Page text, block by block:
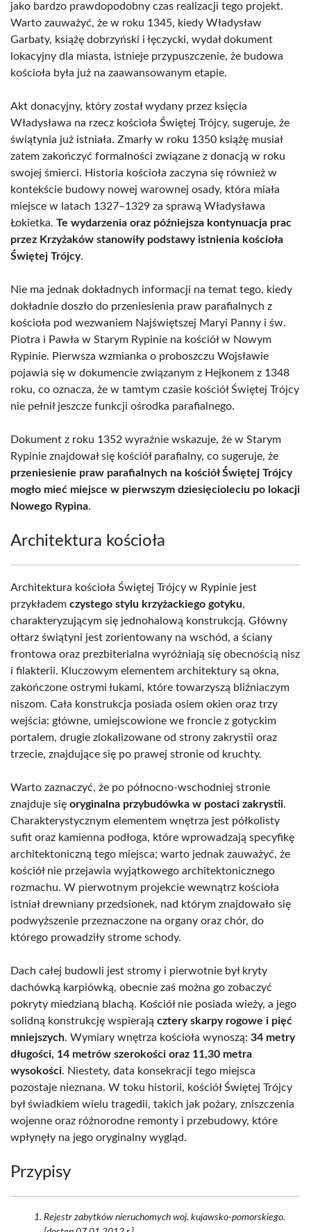
jako bardzo prawdopodobny czas realizacji tego projekt.
Warto zauważyć, że w roku 1345, kiedy Władysław
Garbaty, książę dobrzyński i łęczycki, wydał dokument
lokacyjny dla miasta, istnieje przypuszczenie, że budowa
kościoła była już na zaawansowanym etapie.
Akt donacyjny, który został wydany przez księcia
Władysława na rzecz kościoła Świętej Trójcy, sugeruje, że
świątynia już istniała. Zmarły w roku 1350 książę musiał
zatem zakończyć formalności związane z donacją w roku
swojej śmierci. Historia kościoła zaczyna się również w
kontekście budowy nowej warownej osady, która miała
miejsce w latach 1327–1329 za sprawą Władysława
Łokietka. Te wydarzenia oraz późniejsza kontynuacja prac
przez Krzyżaków stanowiły podstawy istnienia kościoła
Świętej Trójcy.
Nie ma jednak dokładnych informacji na temat tego, kiedy
dokładnie doszło do przeniesienia praw parafialnych z
kościoła pod wezwaniem Najświętszej Maryi Panny i św.
Piotra i Pawła w Starym Rypinie na kościół w Nowym
Rypinie. Pierwsza wzmianka o proboszczu Wojsławie
pojawia się w dokumencie związanym z Hejkonem z 1348
roku, co oznacza, że w tamtym czasie kościół Świętej Trójcy
nie pełnił jeszcze funkcji ośrodka parafialnego.
Dokument z roku 1352 wyraźnie wskazuje, że w Starym
Rypinie znajdował się kościół parafialny, co sugeruje, że
przeniesienie praw parafialnych na kościół Świętej Trójcy
mogło mieć miejsce w pierwszym dziesięcioleciu po lokacji
Nowego Rypina.
Architektura kościoła
Architektura kościoła Świętej Trójcy w Rypinie jest
przykładem czystego stylu krzyżackiego gotyku,
charakteryzującym się jednohalową konstrukcją. Główny
ołtarz świątyni jest zorientowany na wschód, a ściany
frontowa oraz prezbiterialna wyróżniają się obecnością nisz
i filakterii. Kluczowym elementem architektury są okna,
zakończone ostrymi łukami, które towarzyszą bliźniaczym
niszom. Cała konstrukcja posiada osiem okien oraz trzy
wejścia: główne, umiejscowione we froncie z gotyckim
portalem, drugie zlokalizowane od strony zakrystii oraz
trzecie, znajdujące się po prawej stronie od kruchty.
Warto zaznaczyć, że po północno-wschodniej stronie
znajduje się oryginalna przybudówka w postaci zakrystii.
Charakterystycznym elementem wnętrza jest półkolisty
sufit oraz kamienna podłoga, które wprowadzają specyfikę
architektoniczną tego miejsca; warto jednak zauważyć, że
kościół nie przejawia wyjątkowego architektonicznego
rozmachu. W pierwotnym projekcie wewnątrz kościoła
istniał drewniany przedsionek, nad którym znajdowało się
podwyższenie przeznaczone na organy oraz chór, do
którego prowadziły strome schody.
Dach całej budowli jest stromy i pierwotnie był kryty
dachówką karpiówką, obecnie zaś można go zobaczyć
pokryty miedzianą blachą. Kościół nie posiada wieży, a jego
solidną konstrukcję wspierają cztery skarpy rogowe i pięć
mniejszych. Wymiary wnętrza kościoła wynoszą: 34 metry
długości, 14 metrów szerokości oraz 11,30 metra
wysokości. Niestety, data konsekracji tego miejsca
pozostaje nieznana. W toku historii, kościół Świętej Trójcy
był świadkiem wielu tragedii, takich jak pożary, zniszczenia
wojenne oraz różnorodne remonty i przebudowy, które
wpłynęły na jego oryginalny wygląd.
Przypisy
Rejestr zabytków nieruchomych woj. kujawsko-pomorskiego.